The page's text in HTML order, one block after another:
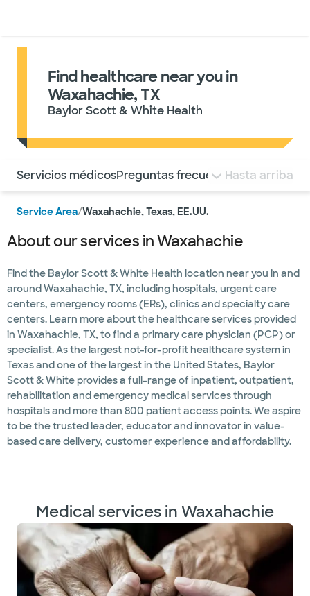
Find healthcare near you in
Waxahachie, TX
Baylor Scott & White Health
Utilice esta navegación para saltar rápidamente a
Servicios médicosPreguntas frecuentesHasta arriba
Service Area/Waxahachie, Texas, EE.UU.
About our services in Waxahachie
Find the Baylor Scott & White Health location near you in and
around Waxahachie, TX, including hospitals, urgent care
centers, emergency rooms (ERs), clinics and specialty care
centers. Learn more about the healthcare services provided
in Waxahachie, TX, to find a primary care physician (PCP) or
specialist. As the largest not-for-profit healthcare system in
Texas and one of the largest in the United States, Baylor
Scott & White provides a full-range of inpatient, outpatient,
rehabilitation and emergency medical services through
hospitals and more than 800 patient access points. We aspire
to be the trusted leader, educator and innovator in value-
based care delivery, customer experience and affordability.
Medical services in Waxahachie